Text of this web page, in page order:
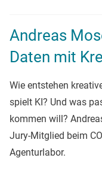
Andreas
Daten mit
Wie entstehen
spielt KI? Und was
kommen will?
Jury-Mitglied beim
Agenturlabor.